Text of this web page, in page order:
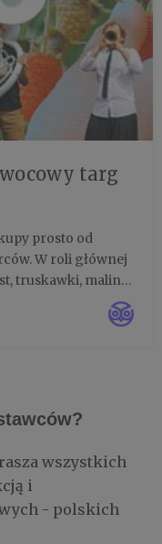
targ
prosto od
W roli głównej
truskawki, maliny,
i aronia. W jednym
dzięki współpracy
wszystkich
i
- polskich